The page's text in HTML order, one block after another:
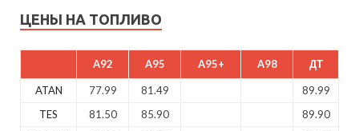
ЦЕНЫ НА ТОПЛИВО
A92 A95 A95+ A98 ДТ
ATAN 77.99 81.49
89.99
TES
81.50 85.90
89.90